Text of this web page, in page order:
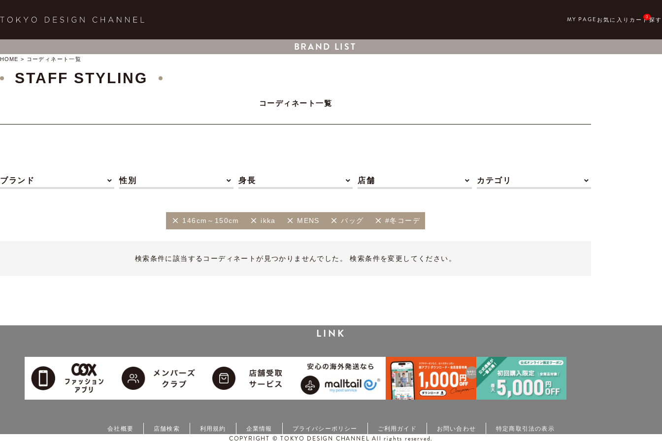
0
BRAND LIST
HOME コーディネート一覧
STAFF STYLING
コーディネート一覧
ブランド 性別 身長 店舗 カテゴリ
146cm～150cm ikka MENS バッグ #冬コーデ
検索条件に該当するコーディネートが見つかりませんでした。 検索条件を変更してください。
LINK
会社概要 店舗検索 利用規約 企業情報 プライバシーポリシー ご利用ガイド お問い合わせ 特定商取引法の表示
COPYRIGHT © TOKYO DESIGN CHANNEL All rights reserved.